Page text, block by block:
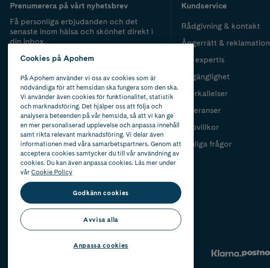
Prenumerera på vårt nyhetsbrev
Få personliga erbjudanden och det
senaste inom hälsa och skönhet direkt i
din inbox.
Kundservice
Rådgivning & kontakt
Ångerrätt & reklamation
Vår expertis
Tillgänglighet
Återkallelser
Leveranser
Köpvillkor
Vanliga frågor
Cookies på Apohem
På Apohem använder vi oss av cookies som är
nödvändiga för att hemsidan ska fungera som den ska.
Vi använder även cookies för funktionalitet, statistik
och marknadsföring. Det hjälper oss att följa och
analysera beteenden på vår hemsida, så att vi kan ge
en mer personaliserad upplevelse och anpassa innehåll
samt rikta relevant marknadsföring. Vi delar även
informationen med våra samarbetspartners. Genom att
acceptera cookies samtycker du till vår användning av
cookies. Du kan även anpassa cookies. Läs mer under
vårCookie Policy
Godkänn cookies
Avvisa alla
Anpassa cookies